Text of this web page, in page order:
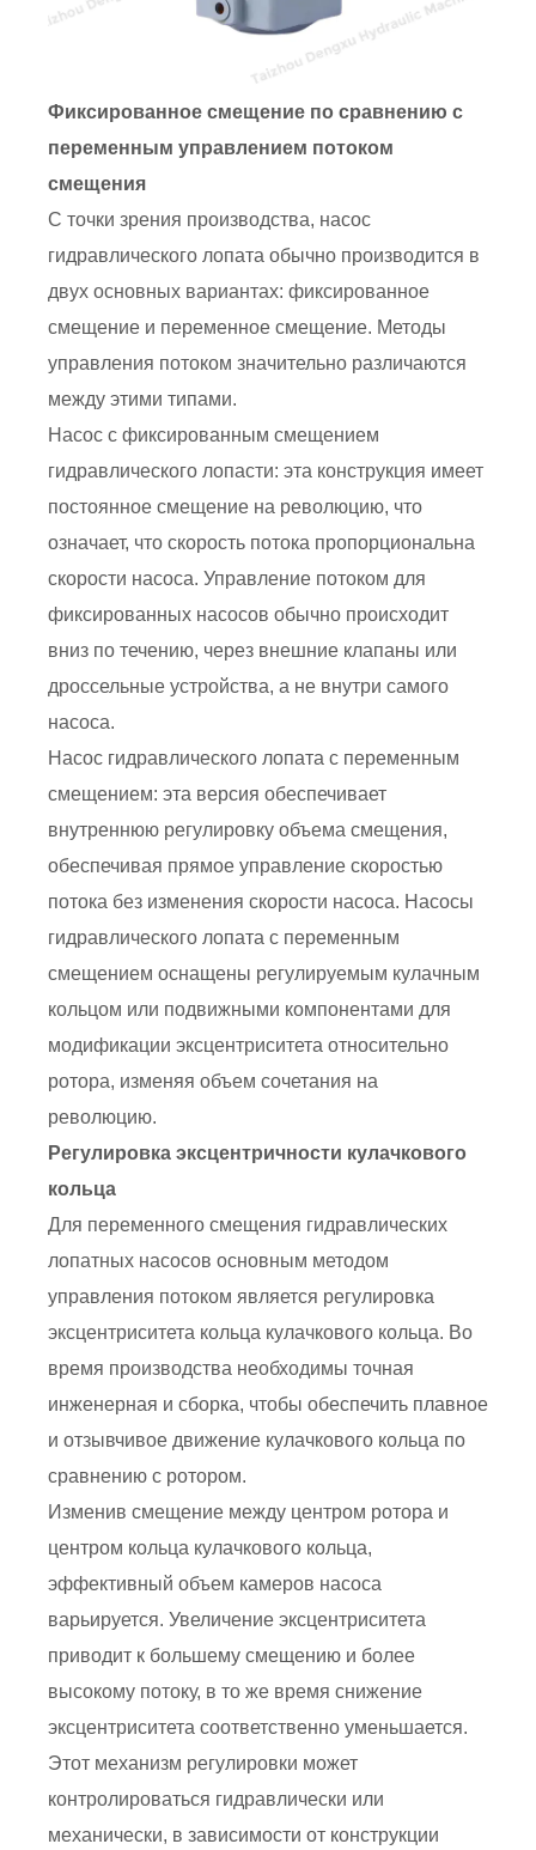
Фиксированное смещение по сравнению с
переменным управлением потоком
смещения
С точки зрения производства, насос
гидравлического лопата обычно производится в
двух основных вариантах: фиксированное
смещение и переменное смещение. Методы
управления потоком значительно различаются
между этими типами.
Насос с фиксированным смещением
гидравлического лопасти: эта конструкция имеет
постоянное смещение на революцию, что
означает, что скорость потока пропорциональна
скорости насоса. Управление потоком для
фиксированных насосов обычно происходит
вниз по течению, через внешние клапаны или
дроссельные устройства, а не внутри самого
насоса.
Насос гидравлического лопата с переменным
смещением: эта версия обеспечивает
внутреннюю регулировку объема смещения,
обеспечивая прямое управление скоростью
потока без изменения скорости насоса. Насосы
гидравлического лопата с переменным
смещением оснащены регулируемым кулачным
кольцом или подвижными компонентами для
модификации эксцентриситета относительно
ротора, изменяя объем сочетания на
революцию.
Регулировка эксцентричности кулачкового
кольца
Для переменного смещения гидравлических
лопатных насосов основным методом
управления потоком является регулировка
эксцентриситета кольца кулачкового кольца. Во
время производства необходимы точная
инженерная и сборка, чтобы обеспечить плавное
и отзывчивое движение кулачкового кольца по
сравнению с ротором.
Изменив смещение между центром ротора и
центром кольца кулачкового кольца,
эффективный объем камеров насоса
варьируется. Увеличение эксцентриситета
приводит к большему смещению и более
высокому потоку, в то же время снижение
эксцентриситета соответственно уменьшается.
Этот механизм регулировки может
контролироваться гидравлически или
механически, в зависимости от конструкции